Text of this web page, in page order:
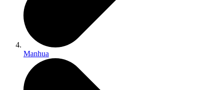
Manhua